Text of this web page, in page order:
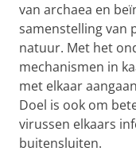
van archaea en
samenstelling van
natuur. Met het
mechanismen in
met elkaar
Doel is ook om
virussen elkaars
buitensluiten.